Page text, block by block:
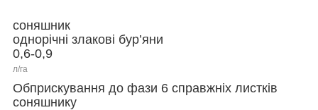
соняшник
однорічні злакові бур’яни
0,6-0,9
л/га
Обприскування до фази 6 справжніх листків
соняшнику